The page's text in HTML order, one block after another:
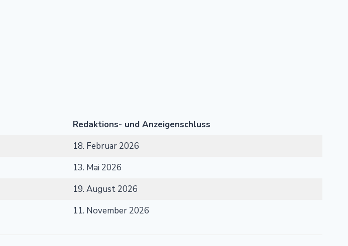
Redaktions- und Anzeigenschluss
18. Februar 2026
13. Mai 2026
19. August 2026
11. November 2026